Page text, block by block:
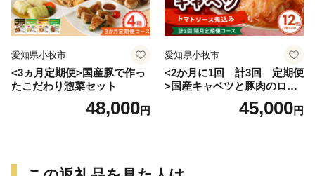
愛知県小牧市
<3ヵ月定期便>国産豚で作っ
たこだわり惣菜セット
48,000円
愛知県小牧市
<2か月に1回 計3回 定期便
>国産キャベツと豚肉のロー
ルキャベツ（6P入り）
45,000円